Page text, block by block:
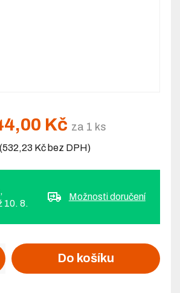
Kč za 1 ks
(532,23 Kč bez DPH)
10. 8.
Možnosti doručení
Do košíku